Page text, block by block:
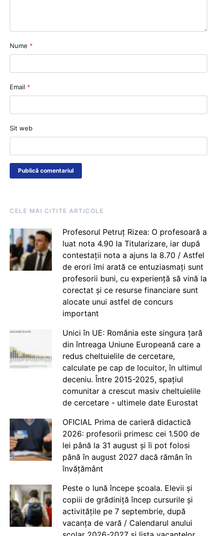
Nume *
Email *
Sit web
CELE MAI CITITE ARTICOLE
Profesorul Petruț Rizea: O profesoară a
luat nota 4.90 la Titularizare, iar după
contestații nota a ajuns la 8.70 / Astfel
de erori îmi arată ce entuziasmați sunt
profesorii buni, cu experiență să vină la
corectat și ce resurse financiare sunt
alocate unui astfel de concurs
important
Unici în UE: România este singura țară
din întreaga Uniune Europeană care a
redus cheltuielile de cercetare,
calculate pe cap de locuitor, în ultimul
deceniu. Între 2015-2025, spațiul
comunitar a crescut masiv cheltuielile
de cercetare - ultimele date Eurostat
OFICIAL Prima de carieră didactică
2026: profesorii primesc cei 1.500 de
lei până la 31 august și îi pot folosi
până în august 2027 dacă rămân în
învățământ
Peste o lună începe școala. Elevii și
copiii de grădiniță încep cursurile și
activitățile pe 7 septembrie, după
vacanța de vară / Calendarul anului